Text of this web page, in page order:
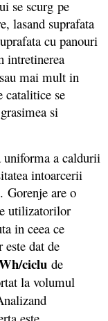
se scurg pe
lasand suprafata
cu panouri
intretinerea
mai mult in
catalitice se
si
a caldurii
intoarcerii
Gorenje are o
utilizatorilor
in ceea ce
dat de
ciclu de
la volumul